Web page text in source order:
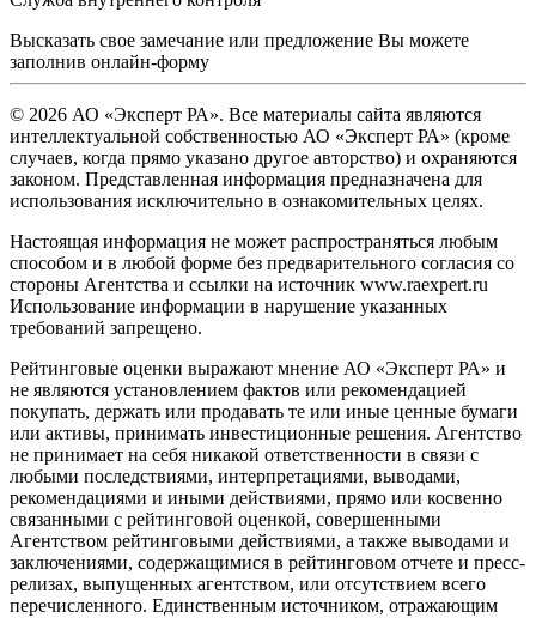
Высказать свое замечание или предложение Вы можете
заполнив онлайн-форму
© 2026 АО «Эксперт РА». Все материалы сайта являются
интеллектуальной собственностью АО «Эксперт РА» (кроме
случаев, когда прямо указано другое авторство) и охраняются
законом. Представленная информация предназначена для
использования исключительно в ознакомительных целях.
Настоящая информация не может распространяться любым
способом и в любой форме без предварительного согласия со
стороны Агентства и ссылки на источник www.raexpert.ru
Использование информации в нарушение указанных
требований запрещено.
Рейтинговые оценки выражают мнение АО «Эксперт РА» и
не являются установлением фактов или рекомендацией
покупать, держать или продавать те или иные ценные бумаги
или активы, принимать инвестиционные решения. Агентство
не принимает на себя никакой ответственности в связи с
любыми последствиями, интерпретациями, выводами,
рекомендациями и иными действиями, прямо или косвенно
связанными с рейтинговой оценкой, совершенными
Агентством рейтинговыми действиями, а также выводами и
заключениями, содержащимися в рейтинговом отчете и пресс-
релизах, выпущенных агентством, или отсутствием всего
перечисленного. Единственным источником, отражающим